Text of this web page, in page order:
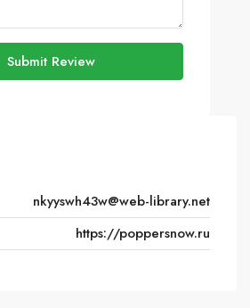
Submit Review
nkyyswh43w@web-library.net
https://poppersnow.ru